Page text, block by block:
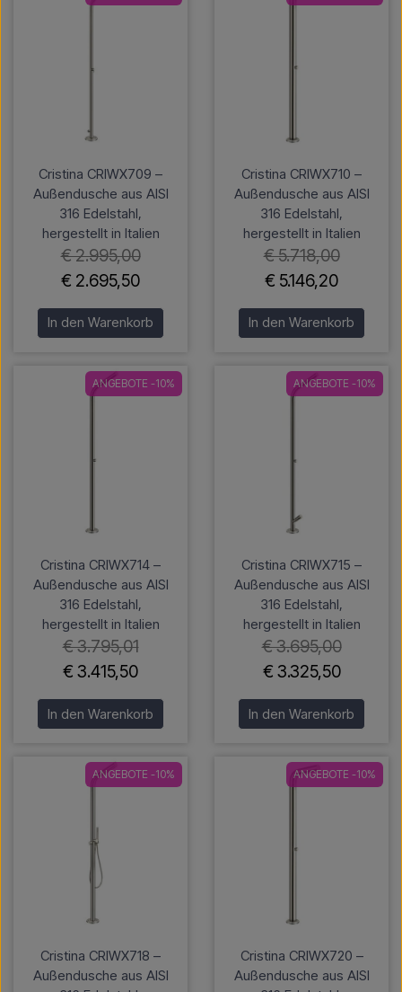
Cristina CRIWX709 –
Außendusche aus AISI
316 Edelstahl,
hergestellt in Italien
€ 2.995,00
€ 2.695,50
In den Warenkorb
Cristina CRIWX710 –
Außendusche aus AISI
316 Edelstahl,
hergestellt in Italien
€ 5.718,00
€ 5.146,20
In den Warenkorb
ANGEBOTE -10%
Cristina CRIWX714 –
Außendusche aus AISI
316 Edelstahl,
hergestellt in Italien
€ 3.795,01
€ 3.415,50
In den Warenkorb
ANGEBOTE -10%
Cristina CRIWX715 –
Außendusche aus AISI
316 Edelstahl,
hergestellt in Italien
€ 3.695,00
€ 3.325,50
In den Warenkorb
ANGEBOTE -10%
Cristina CRIWX718 –
Außendusche aus AISI
ANGEBOTE -10%
Cristina CRIWX720 –
Außendusche aus AISI